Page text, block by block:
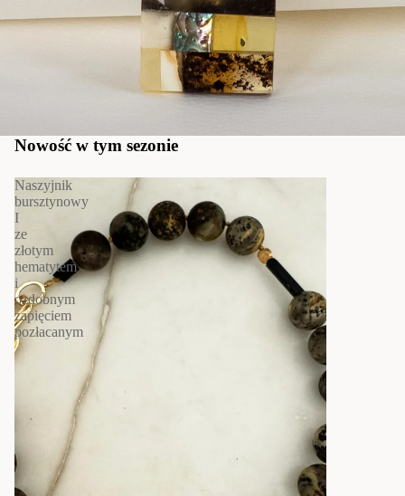
Nowość w tym sezonie
Naszyjnik
bursztynowy
I
ze
złotym
hematytem
i
ozdobnym
zapięciem
pozłacanym